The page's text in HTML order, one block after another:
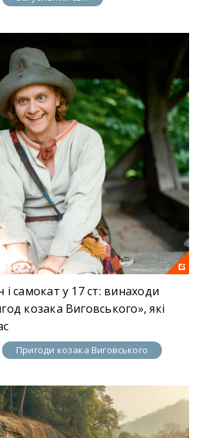
і самокат у 17 ст: винаходи
козака Виговського», які
Пригоди козака Виговського